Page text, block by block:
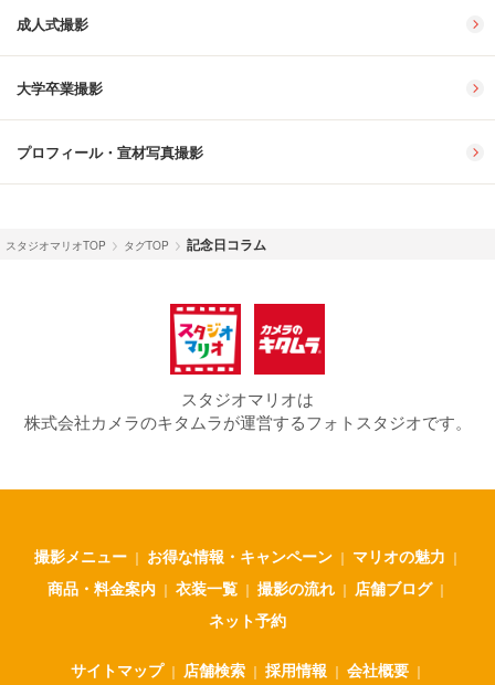
成人式撮影
大学卒業撮影
プロフィール・宣材写真撮影
スタジオマリオTOP タグTOP 記念日コラム
スタジオマリオは
株式会社カメラのキタムラが運営するフォトスタジオです。
撮影メニュー ｜ お得な情報・キャンペーン ｜ マリオの魅力 ｜
商品・料金案内 ｜ 衣装一覧 ｜ 撮影の流れ ｜ 店舗ブログ ｜
ネット予約
サイトマップ ｜ 店舗検索 ｜ 採用情報 ｜ 会社概要 ｜